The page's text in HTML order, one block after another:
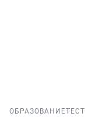
ОБРАЗОВАНИЕТЕСТ